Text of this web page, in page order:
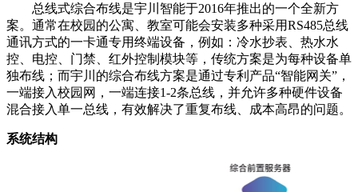
总线式综合布线是宇川智能于2016年推出的一个全新方
案。通常在校园的公寓、教室可能会安装多种采用RS485总线
通讯方式的一卡通专用终端设备，例如：冷水抄表、热水水
控、电控、门禁、红外控制模块等，传统方案是为每种设备单
独布线；而宇川的综合布线方案是通过专利产品“智能网关”，
一端接入校园网，一端连接1-2条总线，并允许多种硬件设备
混合接入单一总线，有效解决了重复布线、成本高昂的问题。
系统结构